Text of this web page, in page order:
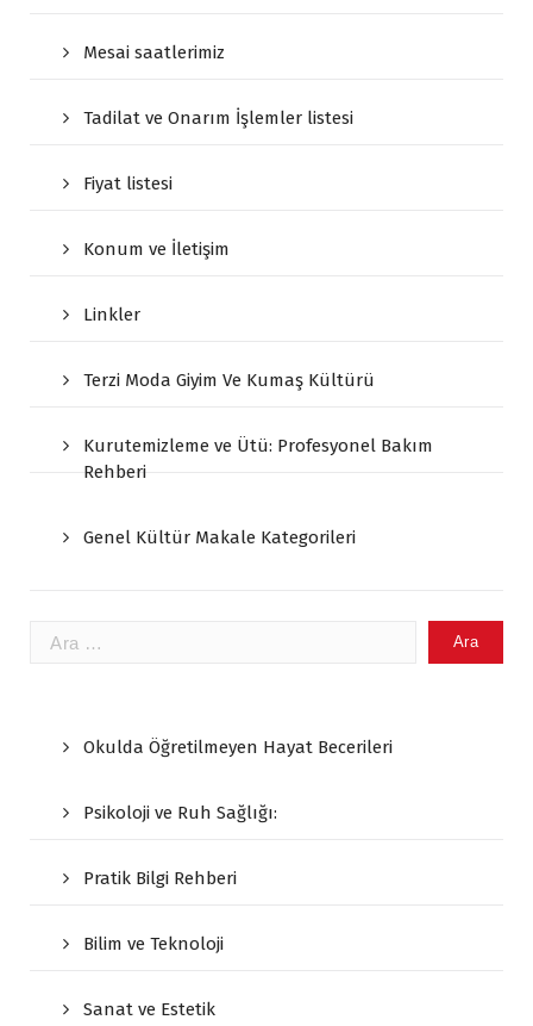
Mesai saatlerimiz
Tadilat ve Onarım İşlemler listesi
Fiyat listesi
Konum ve İletişim
Linkler
Terzi Moda Giyim Ve Kumaş Kültürü
Kurutemizleme ve Ütü: Profesyonel Bakım
Rehberi
Genel Kültür Makale Kategorileri
Arama:
Okulda Öğretilmeyen Hayat Becerileri
Psikoloji ve Ruh Sağlığı:
Pratik Bilgi Rehberi
Bilim ve Teknoloji
Sanat ve Estetik